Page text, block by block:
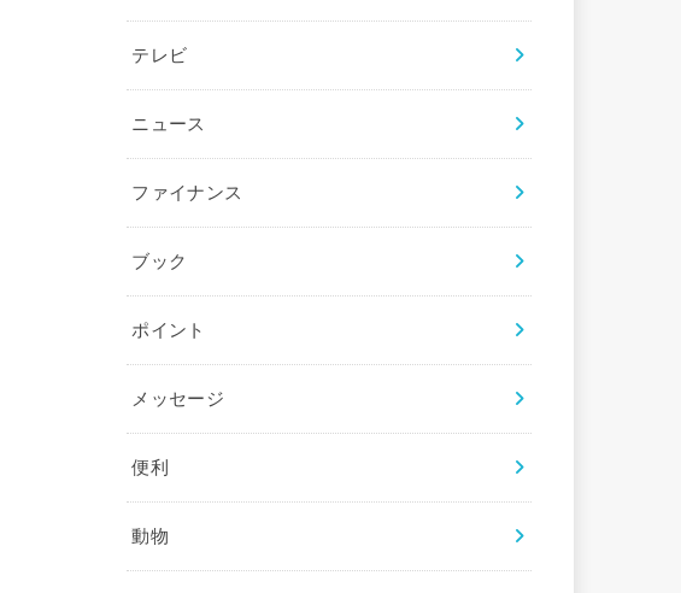
テレビ
ニュース
ファイナンス
ブック
ポイント
メッセージ
便利
動物